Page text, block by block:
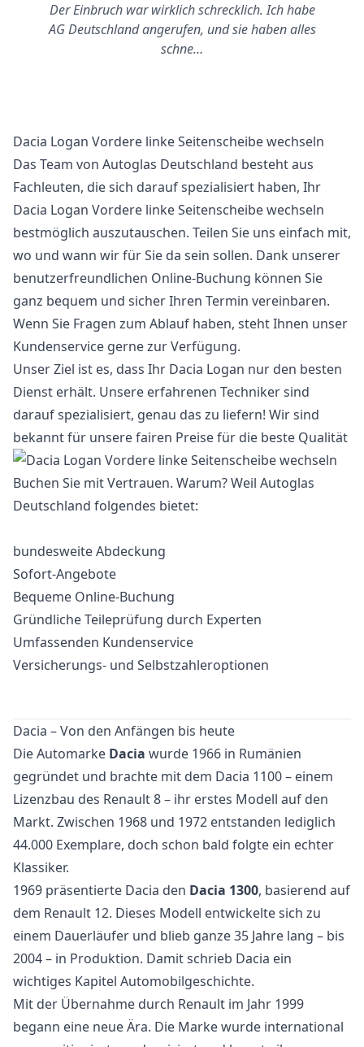
Der Einbruch war wirklich schrecklich. Ich habe
AG Deutschland angerufen, und sie haben alles
schne…
Dacia Logan Vordere linke Seitenscheibe wechseln
Das Team von Autoglas Deutschland besteht aus
Fachleuten, die sich darauf spezialisiert haben, Ihr
Dacia Logan Vordere linke Seitenscheibe wechseln
bestmöglich auszutauschen. Teilen Sie uns einfach mit,
wo und wann wir für Sie da sein sollen. Dank unserer
benutzerfreundlichen Online-Buchung können Sie
ganz bequem und sicher Ihren Termin vereinbaren.
Wenn Sie Fragen zum Ablauf haben, steht Ihnen unser
Kundenservice gerne zur Verfügung.
Unser Ziel ist es, dass Ihr Dacia Logan nur den besten
Dienst erhält. Unsere erfahrenen Techniker sind
darauf spezialisiert, genau das zu liefern! Wir sind
bekannt für unsere fairen Preise für die beste Qualität
Buchen Sie mit Vertrauen. Warum? Weil Autoglas
Deutschland folgendes bietet:
bundesweite Abdeckung
Sofort-Angebote
Bequeme Online-Buchung
Gründliche Teileprüfung durch Experten
Umfassenden Kundenservice
Versicherungs- und Selbstzahleroptionen
Dacia – Von den Anfängen bis heute
Die Automarke Dacia wurde 1966 in Rumänien
gegründet und brachte mit dem Dacia 1100 – einem
Lizenzbau des Renault 8 – ihr erstes Modell auf den
Markt. Zwischen 1968 und 1972 entstanden lediglich
44.000 Exemplare, doch schon bald folgte ein echter
Klassiker.
1969 präsentierte Dacia den Dacia 1300, basierend auf
dem Renault 12. Dieses Modell entwickelte sich zu
einem Dauerläufer und blieb ganze 35 Jahre lang – bis
2004 – in Produktion. Damit schrieb Dacia ein
wichtiges Kapitel Automobilgeschichte.
Mit der Übernahme durch Renault im Jahr 1999
begann eine neue Ära. Die Marke wurde international